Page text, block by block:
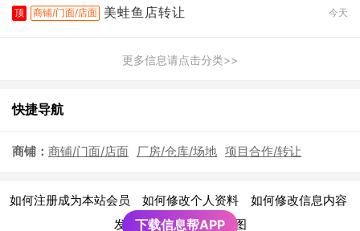
顶 商铺/门面/店面 美蛙鱼店转让 今天
更多信息请点击分类>>
快捷导航
商铺： 商铺/门面/店面 厂房/仓库/场地 项目合作/转让
如何注册成为本站会员 如何修改个人资料 如何修改信息内容
发布广告须知 | 网站地图
下载信息帮APP